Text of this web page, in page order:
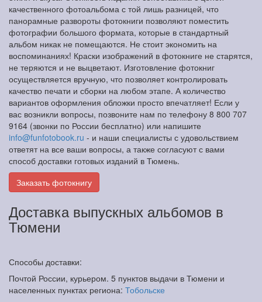
качественного фотоальбома с той лишь разницей, что
панорамные развороты фотокниги позволяют поместить
фотографии большого формата, которые в стандартный
альбом никак не помещаются. Не стоит экономить на
воспоминаниях! Краски изображений в фотокниге не старятся,
не теряются и не выцветают. Изготовление фотокниг
осуществляется вручную, что позволяет контролировать
качество печати и сборки на любом этапе. А количество
вариантов оформления обложки просто впечатляет! Если у
вас возникли вопросы, позвоните нам по телефону 8 800 707
9164 (звонки по России бесплатно) или напишите
info@funfotobook.ru - и наши специалисты с удовольствием
ответят на все ваши вопросы, а также согласуют с вами
способ доставки готовых изданий в Тюмень.
Заказать фотокнигу
Доставка выпускных альбомов в
Тюмени
Способы доставки:
Почтой России, курьером. 5 пунктов выдачи в Тюмени и
населенных пунктах региона: Тобольске